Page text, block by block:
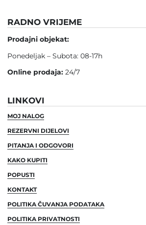
RADNO VRIJEME
Prodajni objekat:
Ponedeljak – Subota: 08-17h
Online prodaja: 24/7
LINKOVI
MOJ NALOG
REZERVNI DIJELOVI
PITANJA I ODGOVORI
KAKO KUPITI
POPUSTI
KONTAKT
POLITIKA ČUVANJA PODATAKA
POLITIKA PRIVATNOSTI